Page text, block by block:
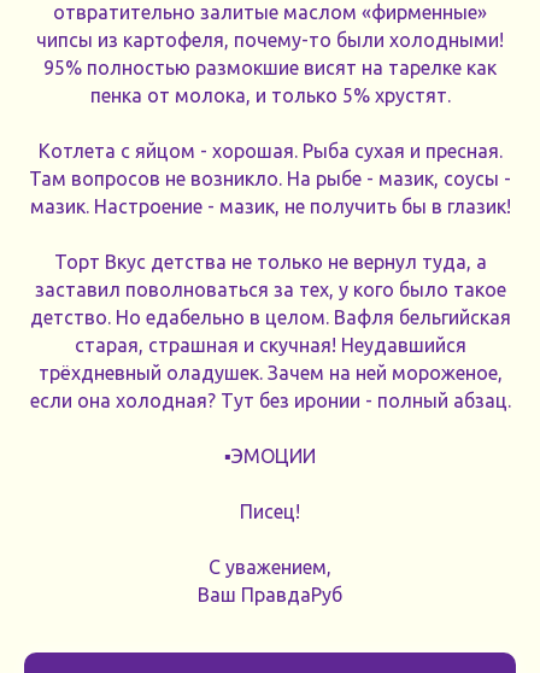
отвратительно залитые маслом «фирменные»
чипсы из картофеля, почему-то были холодными!
95% полностью размокшие висят на тарелке как
пенка от молока, и только 5% хрустят.
Котлета с яйцом - хорошая. Рыба сухая и пресная.
Там вопросов не возникло. На рыбе - мазик, соусы -
мазик. Настроение - мазик, не получить бы в глазик!
Торт Вкус детства не только не вернул туда, а
заставил поволноваться за тех, у кого было такое
детство. Но едабельно в целом. Вафля бельгийская
старая, страшная и скучная! Неудавшийся
трёхдневный оладушек. Зачем на ней мороженое,
если она холодная? Тут без иронии - полный абзац.
▪️ЭМОЦИИ
Писец!
С уважением,
Ваш ПравдаРуб